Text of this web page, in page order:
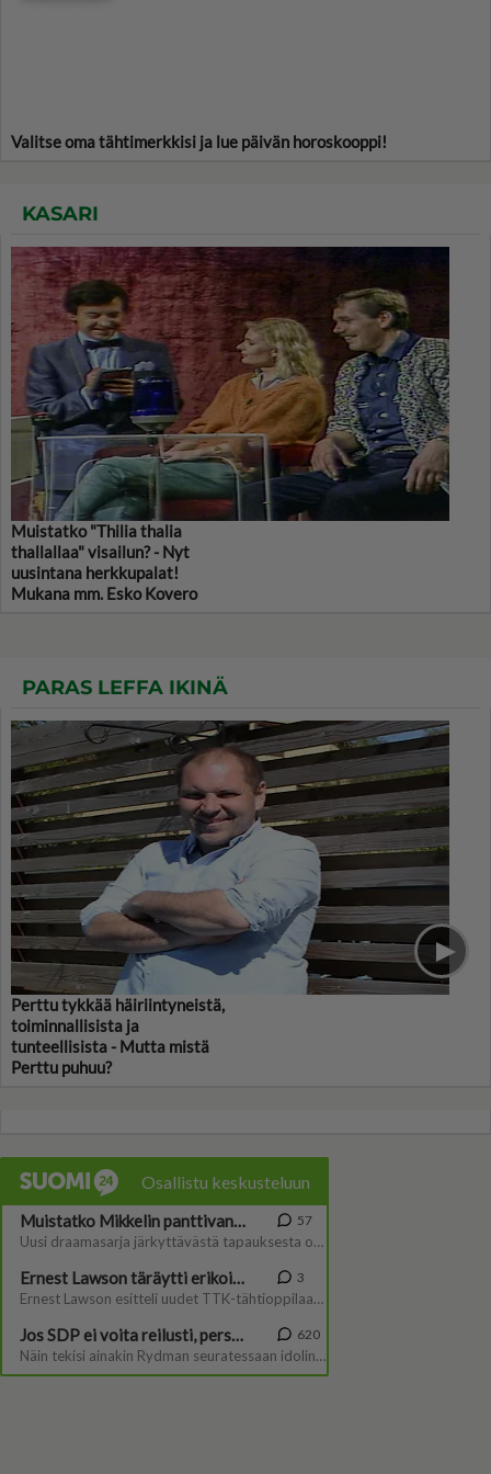
Valitse oma tähtimerkkisi ja lue päivän horoskooppi!
KASARI
Muistatko "Thilia thalia
thallallaa" visailun? - Nyt
uusintana herkkupalat!
Mukana mm. Esko Kovero
PARAS LEFFA IKINÄ
Perttu tykkää häiriintyneistä,
toiminnallisista ja
tunteellisista - Mutta mistä
Perttu puhuu?